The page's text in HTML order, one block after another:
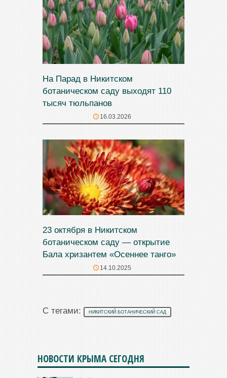
На Парад в Никитском
ботаническом саду выходят 110
тысяч тюльпанов
16.03.2026
23 октября в Никитском
ботаническом саду — открытие
Бала хризантем «Осеннее танго»
14.10.2025
С тегами: НИКИТСКИЙ БОТАНИЧЕСКИЙ САД
НОВОСТИ КРЫМА СЕГОДНЯ